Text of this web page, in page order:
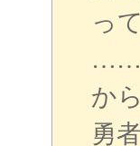
っ
か
勇